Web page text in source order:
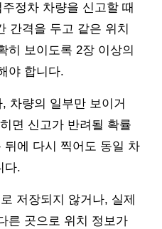
정차 차량을 신고할 때
간격을 두고 같은 위치
히 보이도록 2장 이상의
야 합니다.
차량의 일부만 보이거
면 신고가 반려될 확률
에 다시 찍어도 동일 차
다.
저장되지 않거나, 실제
른 곳으로 위치 정보가